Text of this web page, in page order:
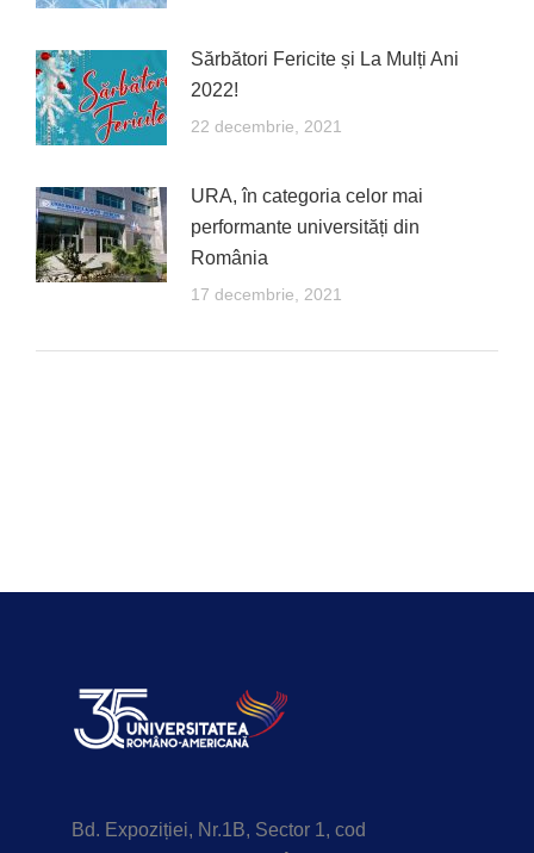
Sărbători Fericite și La Mulți Ani
2022!
22 decembrie, 2021
URA, în categoria celor mai
performante universități din
România
17 decembrie, 2021
Bd. Expoziției, Nr.1B, Sector 1, cod